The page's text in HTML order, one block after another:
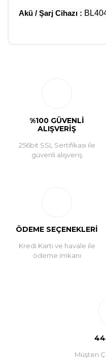
Akü / Şarj Cihazı :
%100 GÜVENLİ
ALIŞVERİŞ
256bit SSL Sertifikası ile
güvenli alışveriş
ÖDEME SEÇENEKLERİ
Kredi Kartı ve havale ile
ödeme imkanı
Müşteri